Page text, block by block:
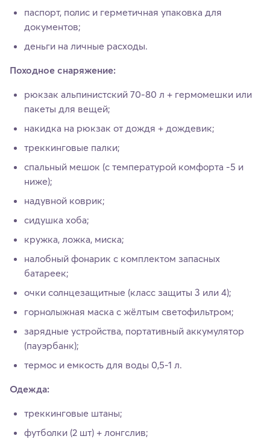
паспорт, полис и герметичная упаковка для
документов;
деньги на личные расходы.
Походное снаряжение:
рюкзак альпинистский 70-80 л + гермомешки или
пакеты для вещей;
накидка на рюкзак от дождя + дождевик;
треккинговые палки;
спальный мешок (с температурой комфорта -5 и
ниже);
надувной коврик;
сидушка хоба;
кружка, ложка, миска;
налобный фонарик с комплектом запасных
батареек;
очки солнцезащитные (класс защиты 3 или 4);
горнолыжная маска с жёлтым светофильтром;
зарядные устройства, портативный аккумулятор
(пауэрбанк);
термос и емкость для воды 0,5-1 л.
Одежда:
треккинговые штаны;
футболки (2 шт) + лонгслив;